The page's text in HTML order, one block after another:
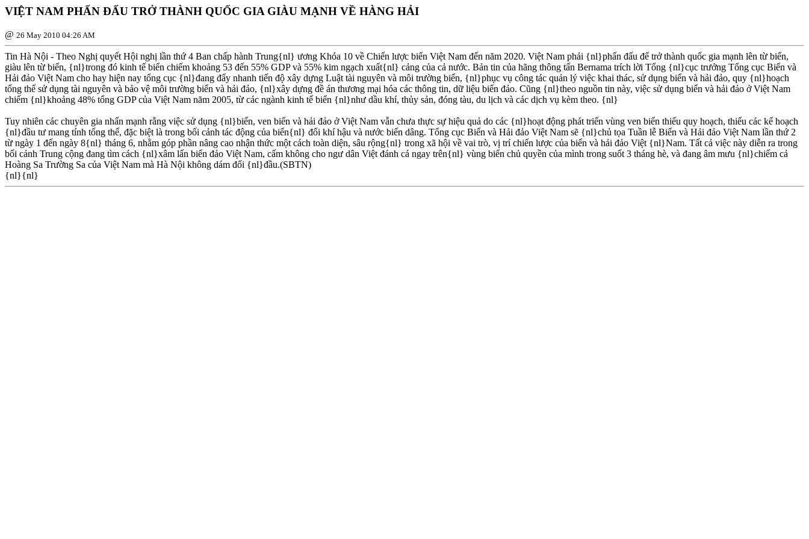
VIỆT NAM PHẤN ÐẤU TRỞ THÀNH QUỐC GIA GIÀU MẠNH VỀ HÀNG HẢI
@ 26 May 2010 04:26 AM
Tin Hà Nội - Theo Nghị quyết Hội nghị lần thứ 4 Ban chấp hành Trung{nl} ương Khóa 10 về Chiến lược biển Việt Nam đến năm 2020. Việt Nam phải {nl}phấn đấu để trở thành quốc gia mạnh lên từ biển,
giàu lên từ biển, {nl}trong đó kinh tế biển chiếm khoảng 53 đến 55% GDP và 55% kim ngạch xuất{nl} cảng của cả nước. Bản tin của hãng thông tấn Bernama trích lời Tổng {nl}cục trưởng Tổng cục Biển và
Hải đảo Việt Nam cho hay hiện nay tổng cục {nl}đang đẩy nhanh tiến độ xây dựng Luật tài nguyên và môi trường biển, {nl}phục vụ công tác quản lý việc khai thác, sử dụng biển và hải đảo, quy {nl}hoạch
tổng thể sử dụng tài nguyên và bảo vệ môi trường biển và hải đảo, {nl}xây dựng đề án thương mại hóa các thông tin, dữ liệu biển đảo. Cũng {nl}theo nguồn tin này, việc sử dụng biển và hải đảo ở Việt Nam
chiếm {nl}khoảng 48% tổng GDP của Việt Nam năm 2005, từ các ngành kinh tế biển {nl}như dầu khí, thủy sản, đóng tàu, du lịch và các dịch vụ kèm theo. {nl}
Tuy nhiên các chuyên gia nhấn mạnh rằng việc sử dụng {nl}biển, ven biển và hải đảo ở Việt Nam vẫn chưa thực sự hiệu quả do các {nl}hoạt động phát triển vùng ven biển thiếu quy hoạch, thiếu các kế hoạch
{nl}đầu tư mang tính tổng thể, đặc biệt là trong bối cảnh tác động của biến{nl} đổi khí hậu và nước biển dâng. Tổng cục Biển và Hải đảo Việt Nam sẽ {nl}chủ tọa Tuần lễ Biển và Hải đảo Việt Nam lần thứ 2
từ ngày 1 đến ngày 8{nl} tháng 6, nhằm góp phần nâng cao nhận thức một cách toàn diện, sâu rộng{nl} trong xã hội về vai trò, vị trí chiến lược của biển và hải đảo Việt {nl}Nam. Tất cả việc này diễn ra trong
bối cảnh Trung cộng đang tìm cách {nl}xâm lấn biển đảo Việt Nam, cấm không cho ngư dân Việt đánh cá ngay trên{nl} vùng biển chủ quyền của mình trong suốt 3 tháng hè, và đang âm mưu {nl}chiếm cả
Hoàng Sa Trường Sa của Việt Nam mà Hà Nội không dám đối {nl}đầu.(SBTN)
{nl}{nl}